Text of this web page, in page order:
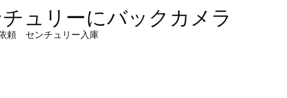
ュリーにバックカメラ
頼　センチュリー入庫